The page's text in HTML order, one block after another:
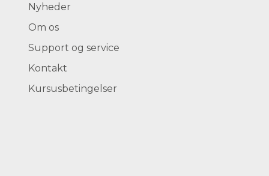
Nyheder
Om os
Support og service
Kontakt
Kursusbetingelser